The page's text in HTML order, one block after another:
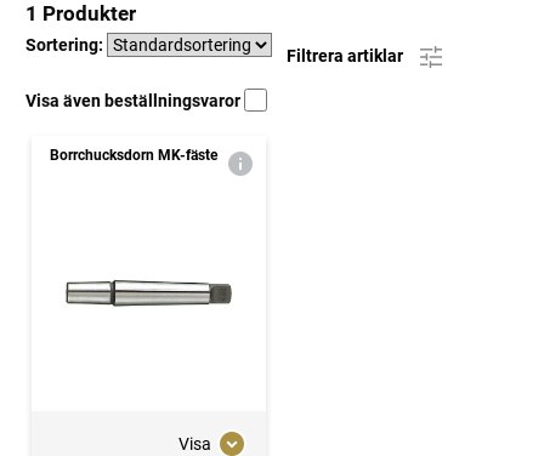
1 Produkter
Sortering:
Filtrera artiklar
Visa även beställningsvaror
Borrchucksdorn MK-fäste
Visa